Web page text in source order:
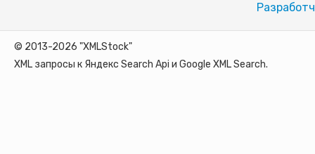
© 2013-2026 "XMLStock"
XML запросы к Яндекс Search Api и Google XML Search.